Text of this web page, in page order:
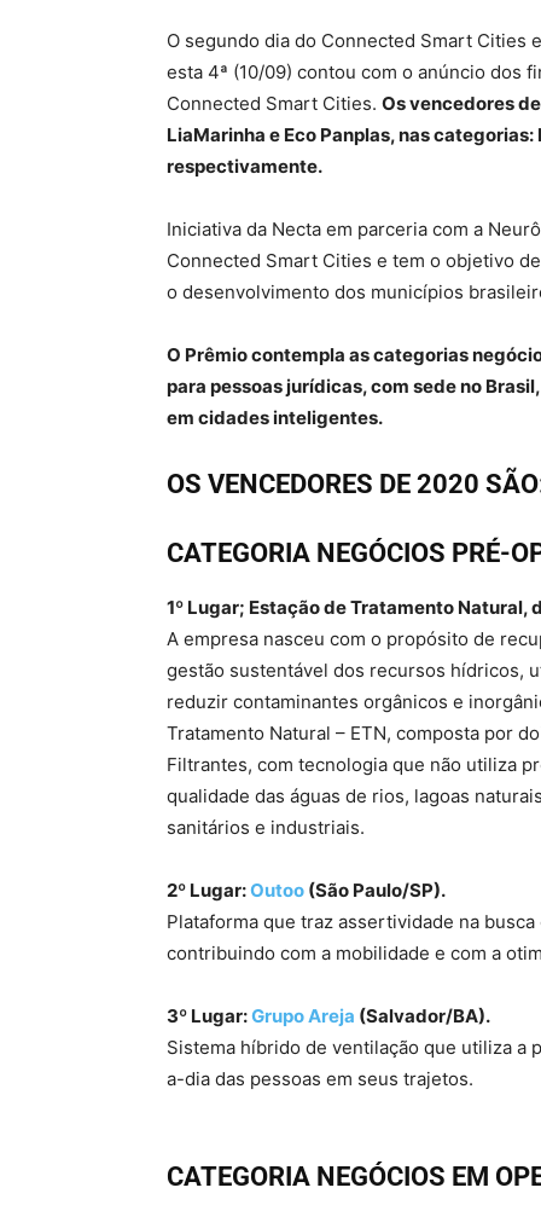
O segundo dia do Connected Smart Cities
esta 4ª (10/09) contou com o anúncio dos
Connected Smart Cities. Os vencedores
LiaMarinha e Eco Panplas, nas
respectivamente.
Iniciativa da Necta em parceria com a
Connected Smart Cities e tem o objetivo
o desenvolvimento dos municípios
O Prêmio contempla as categorias
para pessoas jurídicas, com sede no
em cidades inteligentes.
OS VENCEDORES DE 2020
CATEGORIA NEGÓCIOS PRÉ-
1º Lugar; Estação de Tratamento Natural,
A empresa nasceu com o propósito de
gestão sustentável dos recursos hídricos,
reduzir contaminantes orgânicos e
Tratamento Natural – ETN, composta por
Filtrantes, com tecnologia que não utiliza
qualidade das águas de rios, lagoas
sanitários e industriais.
2º Lugar:Outoo (São Paulo/SP).
Plataforma que traz assertividade na
contribuindo com a mobilidade e com a
3º Lugar:Grupo Areja (Salvador/BA).
Sistema híbrido de ventilação que utiliza a
a-dia das pessoas em seus trajetos.
CATEGORIA NEGÓCIOS EM